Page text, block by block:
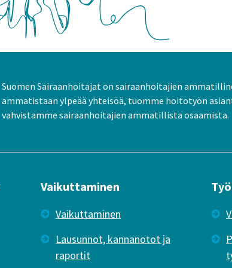
Suomen Sairaanhoitajat on sairaanhoitajien
ammatistaan ylpeää yhteisöä, tuomme hoitotyön
vahvistamme sairaanhoitajien ammatillista osaamista.
Vaikuttaminen
Vaikuttaminen
Lausunnot, kannanotot ja
raportit